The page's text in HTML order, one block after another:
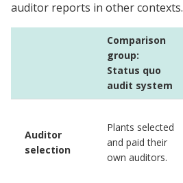
auditor reports in other contexts.
Comparison
group:
Status quo
audit system
Auditor
selection
Plants selected
and paid their
own auditors.